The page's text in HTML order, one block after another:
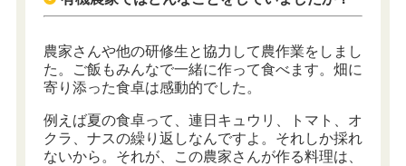
農家さんや他の研修生と協力して農作業をしまし
た。ご飯もみんなで一緒に作って食べます。畑に
寄り添った食卓は感動的でした。
例えば夏の食卓って、連日キュウリ、トマト、オ
クラ、ナスの繰り返しなんですよ。それしか採れ
ないから。それが、この農家さんが作る料理は、